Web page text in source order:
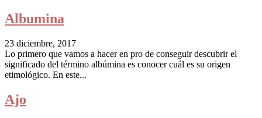
Albumina
23 diciembre, 2017
Lo primero que vamos a hacer en pro de conseguir descubrir el
significado del término albúmina es conocer cuál es su origen
etimológico. En este...
Ajo